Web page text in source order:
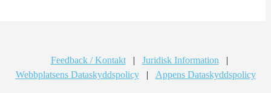
Feedback / Kontakt | Juridisk Information
|
Webbplatsens Dataskyddspolicy
| Appens Dataskyddspolicy